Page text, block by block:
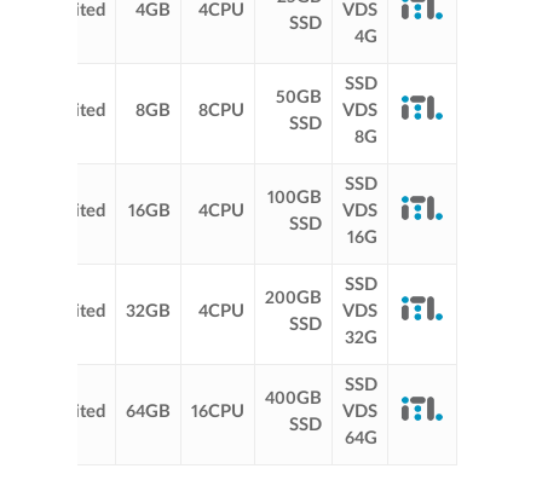
VDS
4G
SSD
4CPU
4GB
Unlimited
SSD
VDS
8G
50GB
SSD
8CPU
8GB
Unlimited
SSD
VDS
16G
100GB
SSD
4CPU
16GB
Unlimited
SSD
VDS
32G
200GB
SSD
4CPU
32GB
Unlimited
SSD
VDS
64G
400GB
SSD
16CPU
64GB
Unlimited